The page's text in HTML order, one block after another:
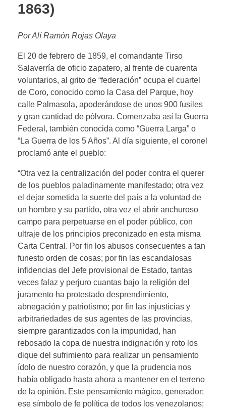
1863)
Por Alí Ramón Rojas Olaya
El 20 de febrero de 1859, el comandante Tirso
Salaverría de oficio zapatero, al frente de cuarenta
voluntarios, al grito de “federación” ocupa el cuartel
de Coro, conocido como la Casa del Parque, hoy
calle Palmasola, apoderándose de unos 900 fusiles
y gran cantidad de pólvora. Comenzaba así la Guerra
Federal, también conocida como “Guerra Larga” o
“La Guerra de los 5 Años”. Al día siguiente, el coronel
proclamó ante el pueblo:
“Otra vez la centralización del poder contra el querer
de los pueblos paladinamente manifestado; otra vez
el dejar sometida la suerte del país a la voluntad de
un hombre y su partido, otra vez el abrir anchuroso
campo para perpetuarse en el poder público, con
ultraje de los principios preconizado en esta misma
Carta Central. Por fin los abusos consecuentes a tan
funesto orden de cosas; por fin las escandalosas
infidencias del Jefe provisional de Estado, tantas
veces falaz y perjuro cuantas bajo la religión del
juramento ha protestado desprendimiento,
abnegación y patriotismo; por fin las injusticias y
arbitrariedades de sus agentes de las provincias,
siempre garantizados con la impunidad, han
rebosado la copa de nuestra indignación y roto los
dique del sufrimiento para realizar un pensamiento
ídolo de nuestro corazón, y que la prudencia nos
había obligado hasta ahora a mantener en el terreno
de la opinión. Este pensamiento mágico, generador;
ese símbolo de fe política de todos los venezolanos;